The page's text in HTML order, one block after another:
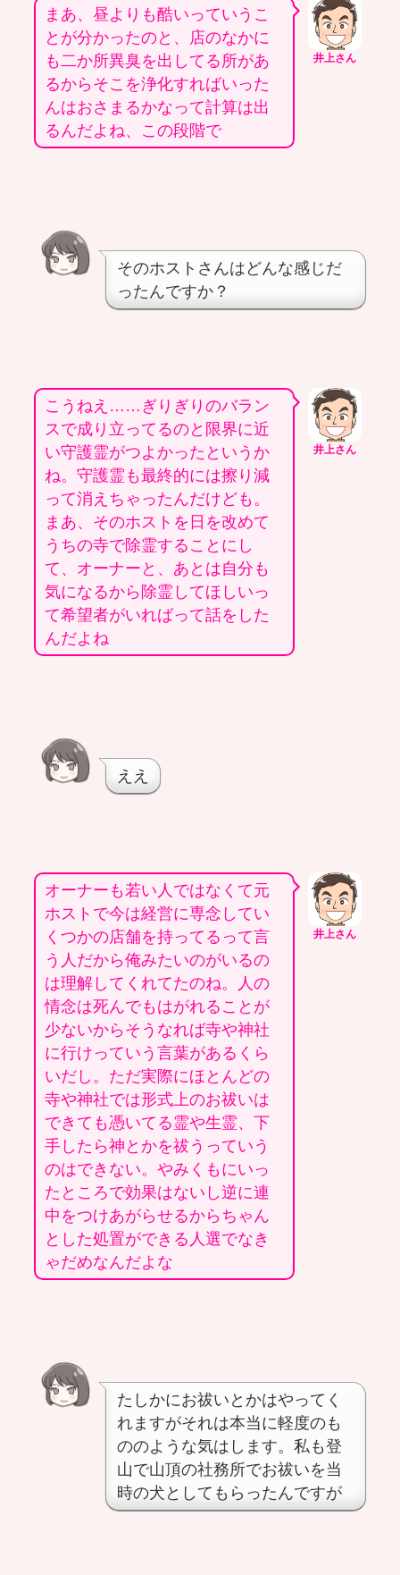
井上さん
まあ、昼よりも酷いっていうこ
とが分かったのと、店のなかに
も二か所異臭を出してる所があ
るからそこを浄化すればいった
んはおさまるかなって計算は出
るんだよね、この段階で
そのホストさんはどんな感じだ
ったんですか？
井上さん
こうねえ……ぎりぎりのバラン
スで成り立ってるのと限界に近
い守護霊がつよかったというか
ね。守護霊も最終的には擦り減
って消えちゃったんだけども。
まあ、そのホストを日を改めて
うちの寺で除霊することにし
て、オーナーと、あとは自分も
気になるから除霊してほしいっ
て希望者がいればって話をした
んだよね
ええ
井上さん
オーナーも若い人ではなくて元
ホストで今は経営に専念してい
くつかの店舗を持ってるって言
う人だから俺みたいのがいるの
は理解してくれてたのね。人の
情念は死んでもはがれることが
少ないからそうなれば寺や神社
に行けっていう言葉があるくら
いだし。ただ実際にほとんどの
寺や神社では形式上のお祓いは
できても憑いてる霊や生霊、下
手したら神とかを祓うっていう
のはできない。やみくもにいっ
たところで効果はないし逆に連
中をつけあがらせるからちゃん
とした処置ができる人選でなき
ゃだめなんだよな
たしかにお祓いとかはやってく
れますがそれは本当に軽度のも
ののような気はします。私も登
山で山頂の社務所でお祓いを当
時の犬としてもらったんですが